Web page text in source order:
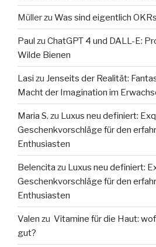
Müllerzu Was sind eigentlich
Paul zu ChatGPT 4 und DALL-E:
Wilde Bienen
Lasi zu Jenseits der Realität:
Macht der Imagination im
Maria S. zu Luxus neu definiert:
Geschenkvorschläge für den
Enthusiasten
Belencita zu Luxus neu definiert:
Geschenkvorschläge für den
Enthusiasten
Valen zu Vitamine für die Haut:
gut?